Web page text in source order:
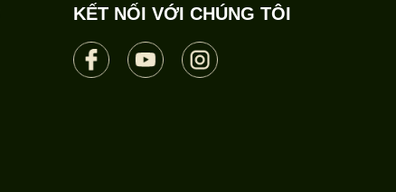
KẾT NỐI VỚI CHÚNG TÔI